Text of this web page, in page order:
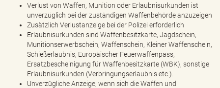
Verlust von Waffen, Munition oder Erlaubnisurkunden ist
unverzüglich bei der zuständigen Waffenbehörde anzuzeigen
Zusätzlich Verlustanzeige bei der Polizei erforderlich
Erlaubnisurkunden sind Waffenbesitzkarte, Jagdschein,
Munitionserwerbschein, Waffenschein, Kleiner Waffenschein,
Schießerlaubnis, Europäischer Feuerwaffenpass,
Ersatzbescheinigung für Waffenbesitzkarte (WBK), sonstige
Erlaubnisurkunden (Verbringungserlaubnis etc.).
Unverzügliche Anzeige, wenn sich die Waffen und